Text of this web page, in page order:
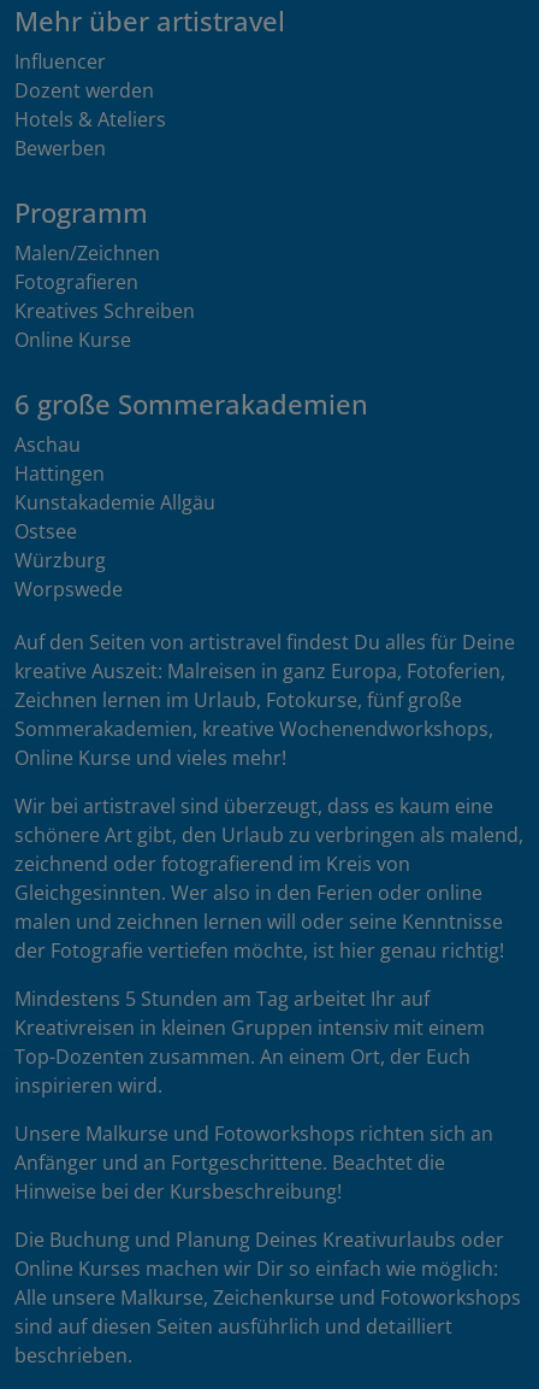
Mehr über artistravel
Influencer
Dozent werden
Hotels & Ateliers
Bewerben
Programm
Malen/Zeichnen
Fotografieren
Kreatives Schreiben
Online Kurse
6 große Sommerakademien
Aschau
Hattingen
Kunstakademie Allgäu
Ostsee
Würzburg
Worpswede
Auf den Seiten von artistravel findest Du alles für Deine
kreative Auszeit: Malreisen in ganz Europa, Fotoferien,
Zeichnen lernen im Urlaub, Fotokurse, fünf große
Sommerakademien, kreative Wochenendworkshops,
Online Kurse und vieles mehr!
Wir bei artistravel sind überzeugt, dass es kaum eine
schönere Art gibt, den Urlaub zu verbringen als malend,
zeichnend oder fotografierend im Kreis von
Gleichgesinnten. Wer also in den Ferien oder online
malen und zeichnen lernen will oder seine Kenntnisse
der Fotografie vertiefen möchte, ist hier genau richtig!
Mindestens 5 Stunden am Tag arbeitet Ihr auf
Kreativreisen in kleinen Gruppen intensiv mit einem
Top-Dozenten zusammen. An einem Ort, der Euch
inspirieren wird.
Unsere Malkurse und Fotoworkshops richten sich an
Anfänger und an Fortgeschrittene. Beachtet die
Hinweise bei der Kursbeschreibung!
Die Buchung und Planung Deines Kreativurlaubs oder
Online Kurses machen wir Dir so einfach wie möglich:
Alle unsere Malkurse, Zeichenkurse und Fotoworkshops
sind auf diesen Seiten ausführlich und detailliert
beschrieben.